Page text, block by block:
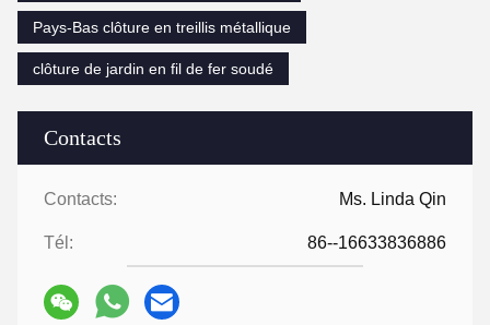
Contacts
Contacts: Ms. Linda Qin
Tél: 86--16633836886
Pays-Bas clôture en treillis métallique
clôture de jardin en fil de fer soudé